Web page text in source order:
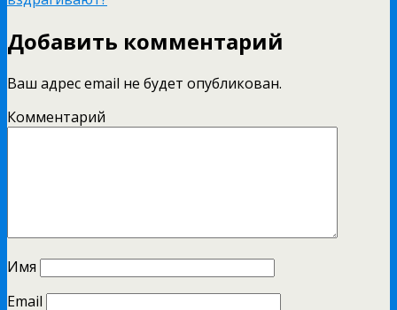
Добавить комментарий
Ваш адрес email не будет опубликован.
Комментарий
Имя
Email